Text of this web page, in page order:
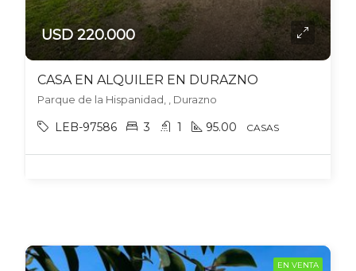
USD 220.000
CASA EN ALQUILER EN DURAZNO
Parque de la Hispanidad, , Durazno
LEB-97586 3 1 95.00 CASAS
EN VENTA